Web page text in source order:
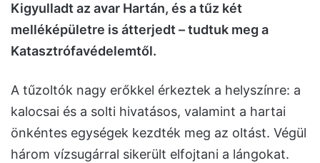
Kigyulladt az avar Hartán, és a tűz két
melléképületre is átterjedt – tudtuk meg a
Katasztrófavédelemtől.
A tűzoltók nagy erőkkel érkeztek a helyszínre: a
kalocsai és a solti hivatásos, valamint a hartai
önkéntes egységek kezdték meg az oltást. Végül
három vízsugárral sikerült elfojtani a lángokat.